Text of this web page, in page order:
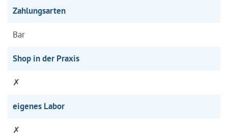
Zahlungsarten
Bar
Shop in der Praxis
✗
eigenes Labor
✗